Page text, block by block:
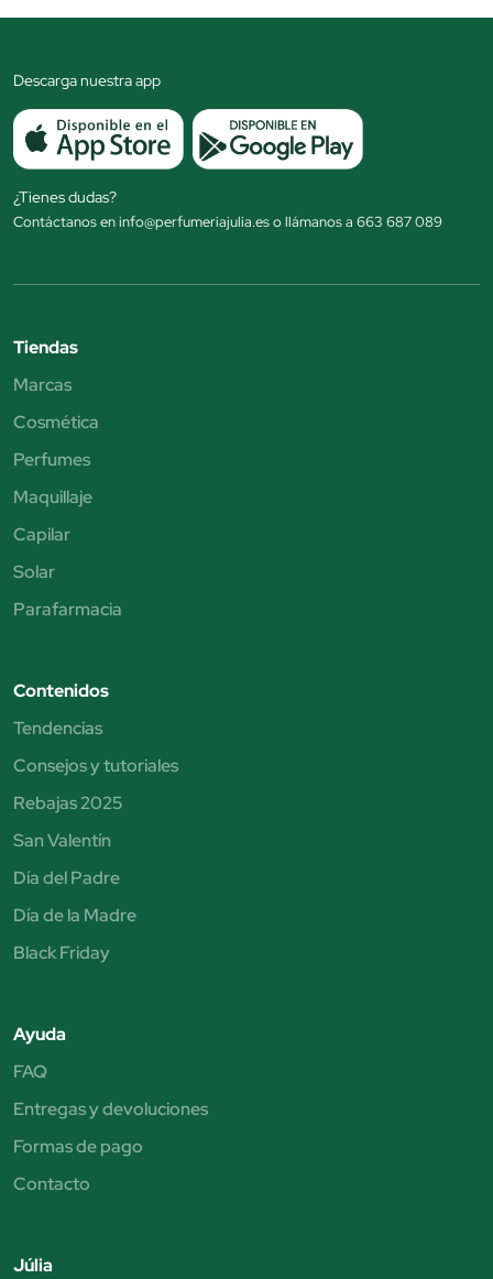
Descarga nuestra app
¿Tienes dudas?
Contáctanos en info@perfumeriajulia.es o llámanos a 663 687 089
Tiendas
Marcas
Cosmética
Perfumes
Maquillaje
Capilar
Solar
Parafarmacia
Contenidos
Tendencias
Consejos y tutoriales
Rebajas 2025
San Valentín
Día del Padre
Día de la Madre
Black Friday
Ayuda
FAQ
Entregas y devoluciones
Formas de pago
Contacto
Júlia